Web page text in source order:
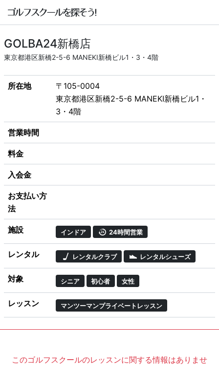
GOLBA24新橋店
東京都港区新橋2-5-6 MANEKI新橋ビル1・3・4階
所在地
〒105-0004
東京都港区新橋2-5-6 MANEKI新橋ビル1・
3・4階
営業時間
料金
入会金
お支払い方
法
施設 インドア 24時間営業
レンタル レンタルクラブ レンタルシューズ
対象 シニア 初心者 女性
レッスン マンツーマンプライベートレッスン
このゴルフスクールのレッスンに関する情報はありませ